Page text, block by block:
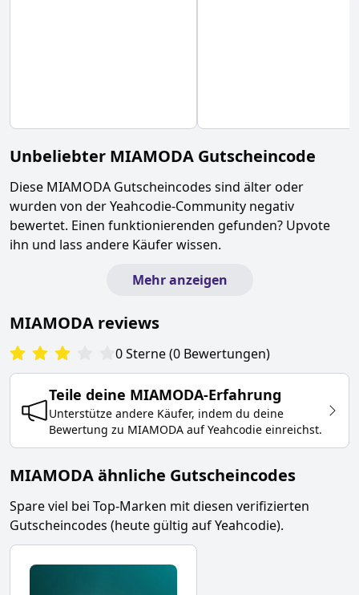
Unbeliebter MIAMODA Gutscheincode
Diese MIAMODA Gutscheincodes sind älter oder
wurden von der Yeahcodie-Community negativ
bewertet. Einen funktionierenden gefunden? Upvote
ihn und lass andere Käufer wissen.
Mehr anzeigen
MIAMODA reviews
0Sterne(0 Bewertungen)
Teile deine MIAMODA-Erfahrung
Unterstütze andere Käufer, indem du deine
Bewertung zu MIAMODA auf Yeahcodie einreichst.
MIAMODA ähnliche Gutscheincodes
Spare viel bei Top-Marken mit diesen verifizierten
Gutscheincodes (heute gültig auf Yeahcodie).